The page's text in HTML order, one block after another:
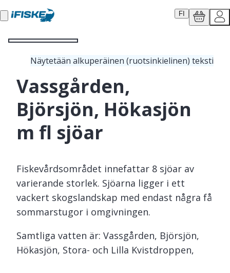
FI
Näytetään alkuperäinen (ruotsinkielinen) teksti
Vassgården,
Björsjön, Hökasjön
m fl sjöar
Fiskevårdsområdet innefattar 8 sjöar av
varierande storlek. Sjöarna ligger i ett
vackert skogslandskap med endast några få
sommarstugor i omgivningen.
Samtliga vatten är: Vassgården, Björsjön,
Hökasjön, Stora- och Lilla Kvistdroppen,